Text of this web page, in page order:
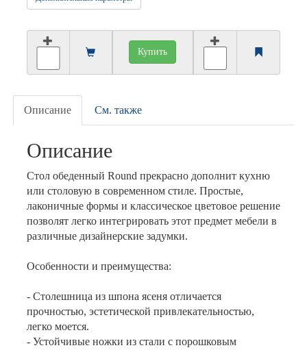
Купить
Описание См. также
Описание
Стол обеденный Round прекрасно дополнит кухню
или столовую в современном стиле. Простые,
лаконичные формы и классическое цветовое решение
позволят легко интегрировать этот предмет мебели в
различные дизайнерские задумки.
Особенности и преимущества:
- Столешница из шпона ясеня отличается
прочностью, эстетической привлекательностью,
легко моется.
- Устойчивые ножки из стали с порошковым